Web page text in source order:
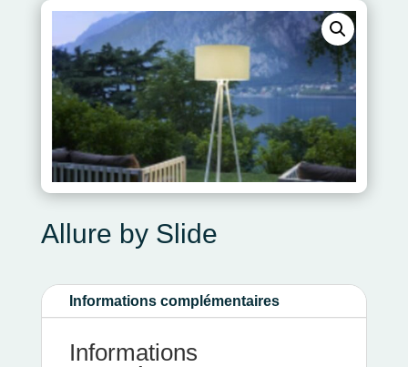
Allure by Slide
Informations complémentaires
Informations